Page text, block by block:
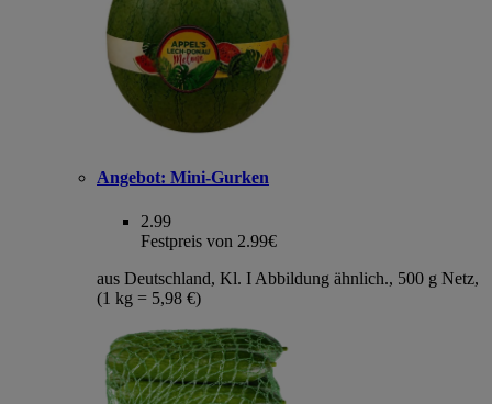
Angebot: Mini-Gurken
2.99
Festpreis von 2.99€
aus Deutschland, Kl. I Abbildung ähnlich., 500 g Netz,
(1 kg = 5,98 €)